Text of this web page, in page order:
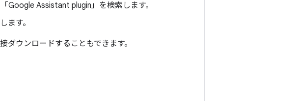
Google Assistant plugin」を検索します。
ます。
ダウンロードすることもできます。